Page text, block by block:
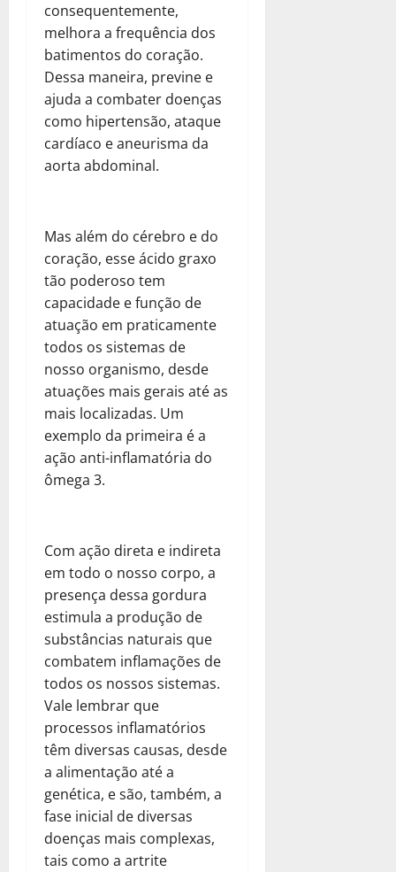
consequentemente,
melhora a frequência dos
batimentos do coração.
Dessa maneira, previne e
ajuda a combater doenças
como hipertensão, ataque
cardíaco e aneurisma da
aorta abdominal.
Mas além do cérebro e do
coração, esse ácido graxo
tão poderoso tem
capacidade e função de
atuação em praticamente
todos os sistemas de
nosso organismo, desde
atuações mais gerais até as
mais localizadas. Um
exemplo da primeira é a
ação anti-inflamatória do
ômega 3.
Com ação direta e indireta
em todo o nosso corpo, a
presença dessa gordura
estimula a produção de
substâncias naturais que
combatem inflamações de
todos os nossos sistemas.
Vale lembrar que
processos inflamatórios
têm diversas causas, desde
a alimentação até a
genética, e são, também, a
fase inicial de diversas
doenças mais complexas,
tais como a artrite